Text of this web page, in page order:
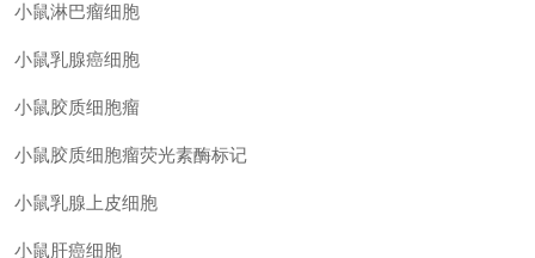
小鼠淋巴瘤细胞
小鼠乳腺癌细胞
小鼠胶质细胞瘤
小鼠胶质细胞瘤荧光素酶标记
小鼠乳腺上皮细胞
小鼠肝癌细胞